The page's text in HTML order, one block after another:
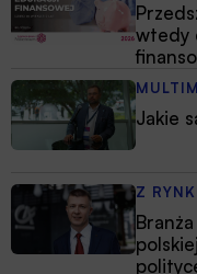
wtedy
Jakie
Z